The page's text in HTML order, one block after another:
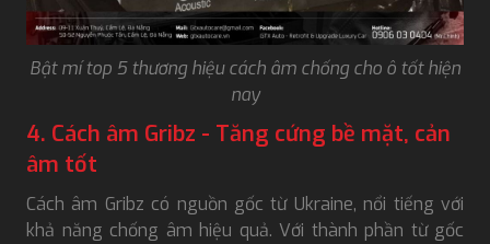
Bật mí top 5 thương hiệu cách âm chống cho ô tốt hiện
nay
4. Cách âm Gribz - Tăng cứng bề mặt, cản
âm tốt
Cách âm Gribz có nguồn gốc từ Ukraine, nổi tiếng với
khả năng chống âm hiệu quả. Với thành phần từ gốc